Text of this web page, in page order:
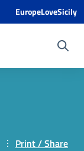
EuropeLoveSicily
Print / Share